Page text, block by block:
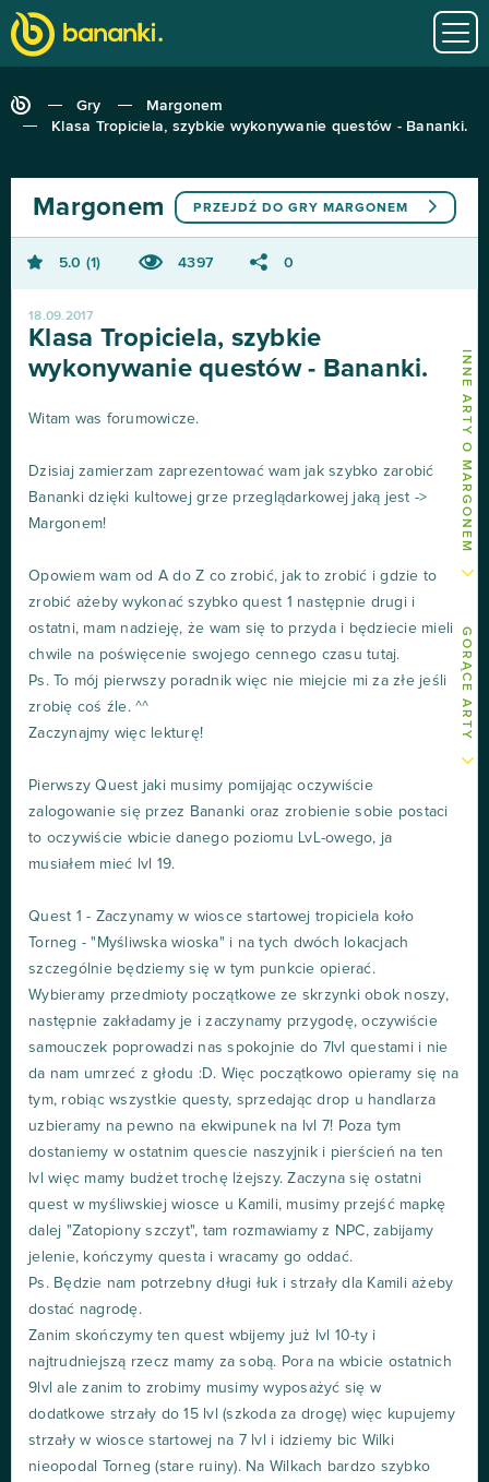
Gry
Margonem
Klasa Tropiciela, szybkie wykonywanie questów - Bananki.
INNE ARTY O MARGONEM
GORĄCE ARTY
PRZEJDŹ DO GRY MARGONEM
Margonem
5.0 1 4397 0
18.09.2017
Klasa Tropiciela, szybkie
wykonywanie questów - Bananki.
Witam was forumowicze.
Dzisiaj zamierzam zaprezentować wam jak szybko zarobić
Bananki dzięki kultowej grze przeglądarkowej jaką jest ->
Margonem!
Opowiem wam od A do Z co zrobić, jak to zrobić i gdzie to
zrobić ażeby wykonać szybko quest 1 następnie drugi i
ostatni, mam nadzieję, że wam się to przyda i będziecie mieli
chwile na poświęcenie swojego cennego czasu tutaj.
Ps. To mój pierwszy poradnik więc nie miejcie mi za złe jeśli
zrobię coś źle. ^^
Zaczynajmy więc lekturę!
Pierwszy Quest jaki musimy pomijając oczywiście
zalogowanie się przez Bananki oraz zrobienie sobie postaci
to oczywiście wbicie danego poziomu LvL-owego, ja
musiałem mieć lvl 19.
Quest 1 - Zaczynamy w wiosce startowej tropiciela koło
Torneg - "Myśliwska wioska" i na tych dwóch lokacjach
szczególnie będziemy się w tym punkcie opierać.
Wybieramy przedmioty początkowe ze skrzynki obok noszy,
następnie zakładamy je i zaczynamy przygodę, oczywiście
samouczek poprowadzi nas spokojnie do 7lvl questami i nie
da nam umrzeć z głodu :D. Więc początkowo opieramy się na
tym, robiąc wszystkie questy, sprzedając drop u handlarza
uzbieramy na pewno na ekwipunek na lvl 7! Poza tym
dostaniemy w ostatnim quescie naszyjnik i pierścień na ten
lvl więc mamy budżet trochę lżejszy. Zaczyna się ostatni
quest w myśliwskiej wiosce u Kamili, musimy przejść mapkę
dalej "Zatopiony szczyt", tam rozmawiamy z NPC, zabijamy
jelenie, kończymy questa i wracamy go oddać.
Ps. Będzie nam potrzebny długi łuk i strzały dla Kamili ażeby
dostać nagrodę.
Zanim skończymy ten quest wbijemy już lvl 10-ty i
najtrudniejszą rzecz mamy za sobą. Pora na wbicie ostatnich
9lvl ale zanim to zrobimy musimy wyposażyć się w
dodatkowe strzały do 15 lvl (szkoda za drogę) więc kupujemy
strzały w wiosce startowej na 7 lvl i idziemy bic Wilki
nieopodal Torneg (stare ruiny). Na Wilkach bardzo szybko